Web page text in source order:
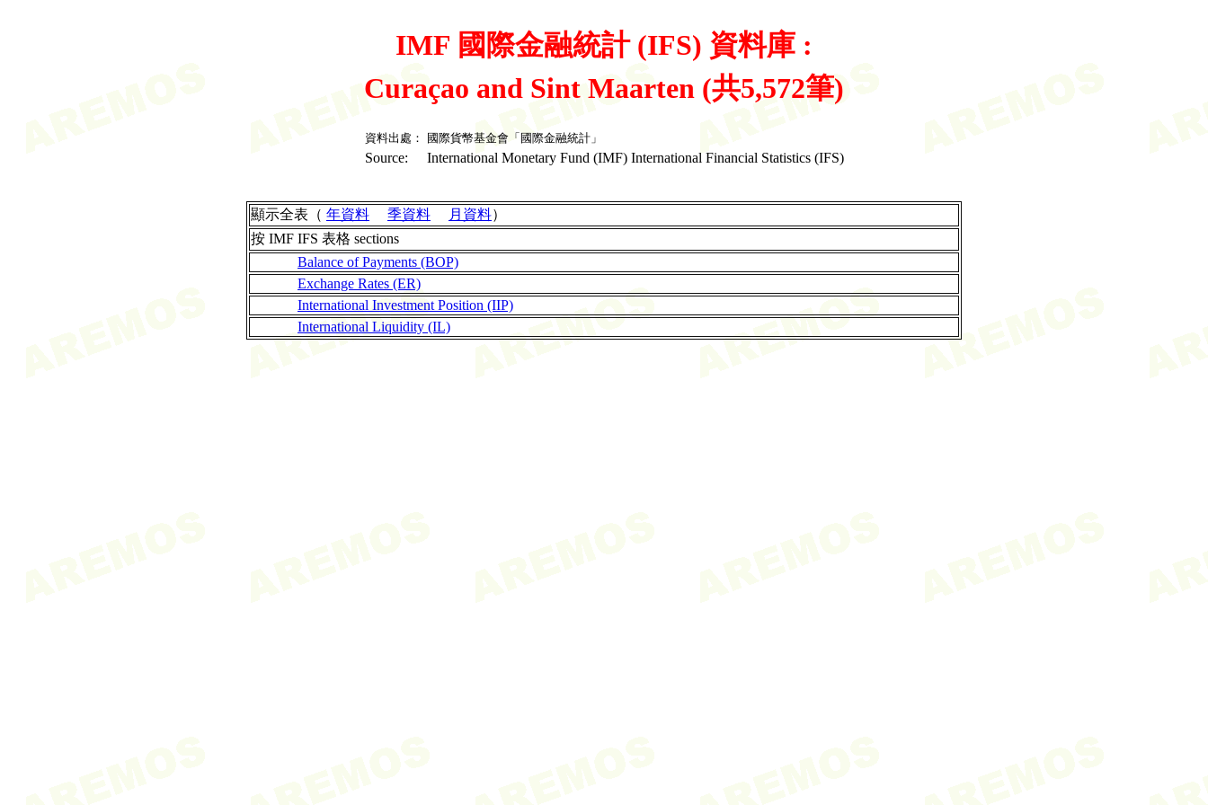
IMF 國際金融統計 (IFS) 資料庫 :
Curaçao and Sint Maarten (共5,572筆)
資料出處： 國際貨幣基金會「國際金融統計」
Source: International Monetary Fund (IMF) International Financial Statistics (IFS)
顯示全表（ 年資料 季資料 月資料）
按 IMF IFS 表格 sections
Balance of Payments (BOP)
Exchange Rates (ER)
International Investment Position (IIP)
International Liquidity (IL)